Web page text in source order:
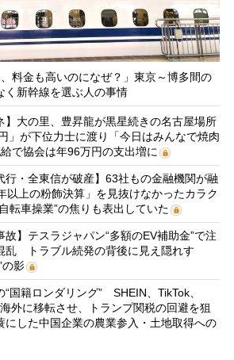
、料金も高いのになぜ？」東京～博多間の
く新幹線を選ぶ人の事情
】大の里、豊昇龍が黒星続きの名古屋場所
」が下位力士に渡り「今日はみんなで焼肉
で協会は年96万円の支出増に
行・全東信が破産】63社もの金融機関が融
以上の粉飾決算」を見抜けなかったカラク
転車操業”の焦りも表出していた
故】テスラジャパン“多額のEV補助金”で注
乱 トラブル続発の背後に見え隠れす
の影
国籍ロンダリング” SHEIN、TikTok、
外に移転させ、トランプ関税の回避を狙
した中国企業の農業参入・土地取得への